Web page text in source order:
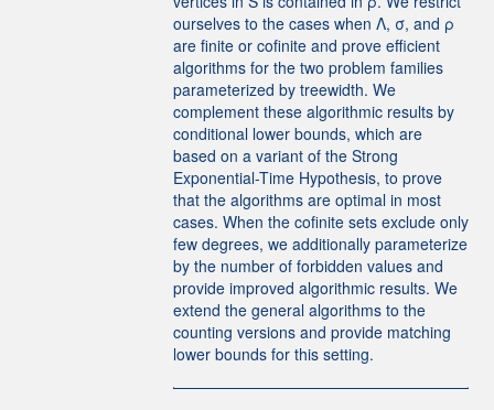
ourselves to the cases when Λ, σ, and ρ
are finite or cofinite and prove efficient
algorithms for the two problem families
parameterized by treewidth. We
complement these algorithmic results by
conditional lower bounds, which are
based on a variant of the Strong
Exponential-Time Hypothesis, to prove
that the algorithms are optimal in most
cases. When the cofinite sets exclude only
few degrees, we additionally parameterize
by the number of forbidden values and
provide improved algorithmic results. We
extend the general algorithms to the
counting versions and provide matching
lower bounds for this setting.